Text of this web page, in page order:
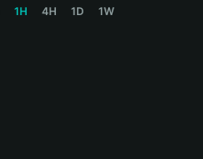
1H 4H 1D 1W